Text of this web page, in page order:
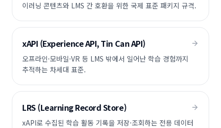
이러닝 콘텐츠와 LMS 간 호환을 위한 국제 표준 패키지 규격.
xAPI (Experience API, Tin Can API)
오프라인·모바일·VR 등 LMS 밖에서 일어난 학습 경험까지
추적하는 차세대 표준.
LRS (Learning Record Store)
xAPI로 수집된 학습 활동 기록을 저장·조회하는 전용 데이터